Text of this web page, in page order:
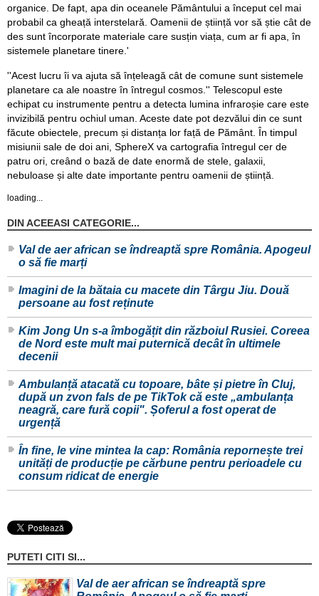
organice. De fapt, apa din oceanele Pământului a început cel mai
probabil ca gheață interstelară. Oamenii de știință vor să știe cât de
des sunt încorporate materiale care susțin viața, cum ar fi apa, în
sistemele planetare tinere.'
''Acest lucru îi va ajuta să înțeleagă cât de comune sunt sistemele
planetare ca ale noastre în întregul cosmos.'' Telescopul este
echipat cu instrumente pentru a detecta lumina infraroșie care este
invizibilă pentru ochiul uman. Aceste date pot dezvălui din ce sunt
făcute obiectele, precum și distanța lor față de Pământ. În timpul
misiunii sale de doi ani, SphereX va cartografia întregul cer de
patru ori, creând o bază de date enormă de stele, galaxii,
nebuloase și alte date importante pentru oamenii de știință.
loading...
DIN ACEEASI CATEGORIE...
Val de aer african se îndreaptă spre România. Apogeul
o să fie marți
Imagini de la bătaia cu macete din Târgu Jiu. Două
persoane au fost reținute
Kim Jong Un s-a îmbogățit din războiul Rusiei. Coreea
de Nord este mult mai puternică decât în ultimele
decenii
Ambulanță atacată cu topoare, bâte și pietre în Cluj,
după un zvon fals de pe TikTok că este „ambulanța
neagră, care fură copii". Șoferul a fost operat de
urgență
În fine, le vine mintea la cap: România repornește trei
unități de producție pe cărbune pentru perioadele cu
consum ridicat de energie
PUTETI CITI SI...
Val de aer african se îndreaptă spre